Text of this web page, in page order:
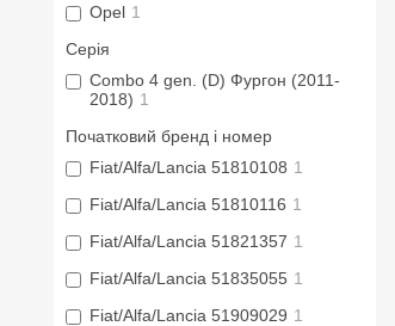
Opel 1
Серія
Combo 4 gen. (D) Фургон (2011-
2018) 1
Початковий бренд і номер
Fiat/Alfa/Lancia 51810108 1
Fiat/Alfa/Lancia 51810116 1
Fiat/Alfa/Lancia 51821357 1
Fiat/Alfa/Lancia 51835055 1
Fiat/Alfa/Lancia 51909029 1